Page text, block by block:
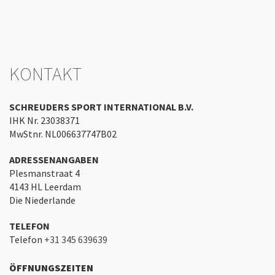
KONTAKT
SCHREUDERS SPORT INTERNATIONAL B.V.
IHK Nr. 23038371
MwStnr. NL006637747B02
ADRESSENANGABEN
Plesmanstraat 4
4143 HL Leerdam
Die Niederlande
TELEFON
Telefon +31 345 639639
ÖFFNUNGSZEITEN